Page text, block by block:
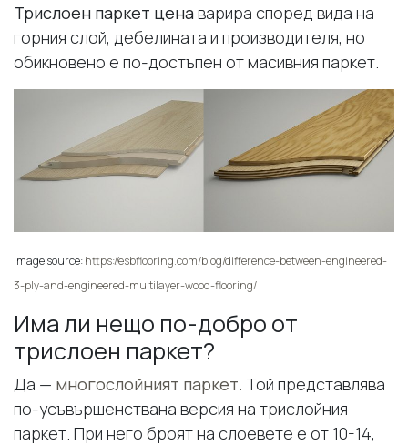
Трислоен паркет ценаварира според вида на
горния слой, дебелината и производителя, но
обикновено е по-достъпен от масивния паркет.
image source:https://esbflooring.com/blog/difference-between-engineered-
3-ply-and-engineered-multilayer-wood-flooring/
Има ли нещо по-добро от
трислоен паркет?
Да — многослойният паркет Той представлява
по-усъвършенствана версия на трислойния
паркет. При него броят на слоевете е от 10-14,